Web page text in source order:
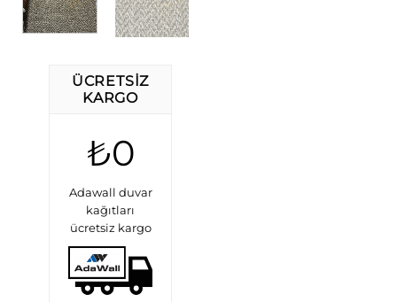
ÜCRETSIZ
KARGO
₺0
Adawall duvar
kağıtları
ücretsiz kargo